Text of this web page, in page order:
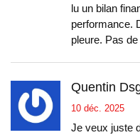
lu un bilan
performance.
pleure. Pas
Quentin
10 déc. 2025
Je veux juste